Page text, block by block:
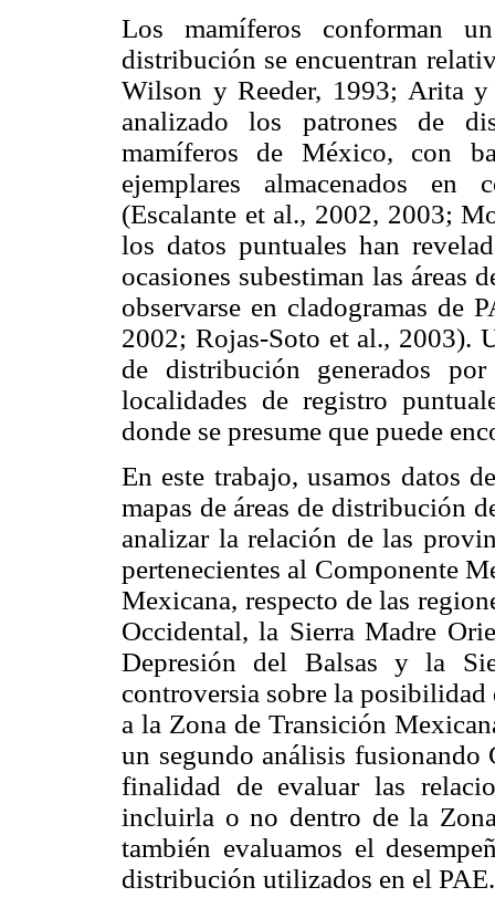
Los mamíferos conforman
distribución se encuentran
Wilson y Reeder, 1993; Arita y
analizado los patrones de
mamíferos de México, con
ejemplares almacenados
(Escalante et al., 2002, 2003;
los datos puntuales han
ocasiones subestiman las áreas
observarse en cladogramas de
2002; Rojas-Soto et al., 2003).
de distribución generados
localidades de registro
donde se presume que puede
En este trabajo, usamos datos
mapas de áreas de distribución
analizar la relación de las
pertenecientes al Componente
Mexicana, respecto de las
Occidental, la Sierra Madre
Depresión del Balsas y la
controversia sobre la posibilidad
a la Zona de Transición
un segundo análisis
finalidad de evaluar las
incluirla o no dentro de la
también evaluamos el
distribución utilizados en el PAE.